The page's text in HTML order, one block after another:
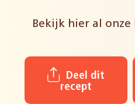
Bekijk hier al onze
recept